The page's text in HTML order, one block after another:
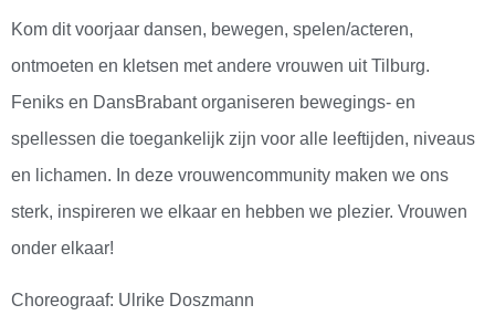
Kom dit voorjaar dansen, bewegen, spelen/acteren,
ontmoeten en kletsen met andere vrouwen uit Tilburg.
Feniks en DansBrabant organiseren bewegings- en
spellessen die toegankelijk zijn voor alle leeftijden, niveaus
en lichamen. In deze vrouwencommunity maken we ons
sterk, inspireren we elkaar en hebben we plezier. Vrouwen
onder elkaar!
Choreograaf: Ulrike Doszmann